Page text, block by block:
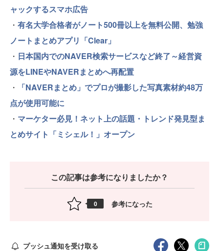
ャックするスマホ広告
・ 有名大学合格者がノート500冊以上を無料公開、勉強
ノートまとめアプリ「Clear」
・ 日本国内でのNAVER検索サービスなど終了～経営資
源をLINEやNAVERまとめへ再配置
・
「NAVERまとめ」でプロが撮影した写真素材約48万
点が使用可能に
・ マーケター必見！ネット上の話題・トレンド発見型ま
とめサイト「ミシェル！」オープン
この記事は参考になりましたか？
0 参考になった
プッシュ通知を受け取る